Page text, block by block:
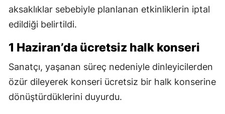
aksaklıklar sebebiyle planlanan etkinliklerin iptal
edildiği belirtildi.
1 Haziran’da ücretsiz halk konseri
Sanatçı, yaşanan süreç nedeniyle dinleyicilerden
özür dileyerek konseri ücretsiz bir halk konserine
dönüştürdüklerini duyurdu.